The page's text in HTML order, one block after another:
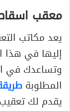
معقب
يعد مكاتب
إليها في هذا
وتساعدك في
المطلوبة
يقدم لك